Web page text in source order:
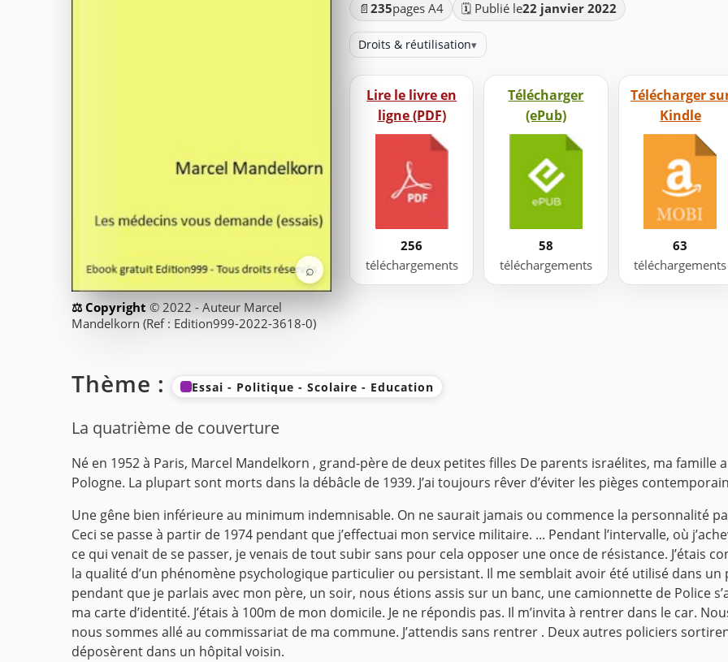
⌕
© 2022 - Auteur Marcel
Mandelkorn (Ref : Edition999-2022-3618-0)
📄 235pages A4 🗓️ Publié le22 janvier 2022
Droits & réutilisation▾
Lire le livre en
ligne (PDF)
256
téléchargements
Télécharger
(ePub)
58
téléchargements
Télécharger
Kindle
63
téléchargements
Thème : Essai - Politique - Scolaire - Education
La quatrième de couverture
Né en 1952 à Paris, Marcel Mandelkorn , grand-père de deux petites filles De parents israélites, ma famille
Pologne. La plupart sont morts dans la débâcle de 1939. J’ai toujours rêver d’éviter les pièges
Une gêne bien inférieure au minimum indemnisable. On ne saurait jamais ou commence la personnalité
Ceci se passe à partir de 1974 pendant que j’effectuai mon service militaire. ... Pendant l’intervalle, où
ce qui venait de se passer, je venais de tout subir sans pour cela opposer une once de résistance. J’étais
la qualité d’un phénomène psychologique particulier ou persistant. Il me semblait avoir été utilisé dans
pendant que je parlais avec mon père, un soir, nous étions assis sur un banc, une camionnette de Police
ma carte d’identité. J’étais à 100m de mon domicile. Je ne répondis pas. Il m’invita à rentrer dans le car.
nous sommes allé au commissariat de ma commune. J’attendis sans rentrer . Deux autres policiers
déposèrent dans un hôpital voisin.